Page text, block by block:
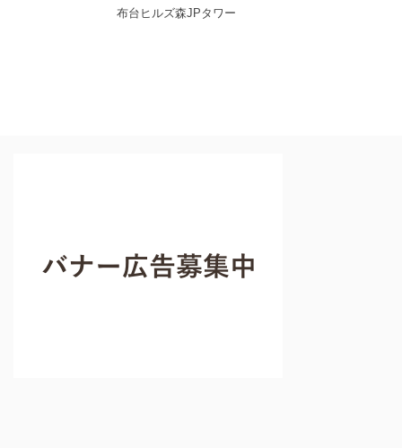
布台ヒルズ森JPタワー